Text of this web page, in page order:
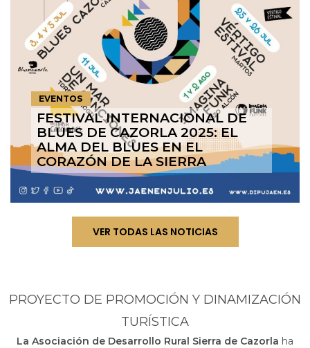
EVENTOS
FESTIVAL INTERNACIONAL DE
BLUES DE CAZORLA 2025: EL
ALMA DEL BLUES EN EL
CORAZÓN DE LA SIERRA
VER TODAS LAS NOTICIAS
PROYECTO DE PROMOCIÓN Y DINAMIZACIÓN
TURÍSTICA
La Asociación de Desarrollo Rural Sierra de Cazorla ha